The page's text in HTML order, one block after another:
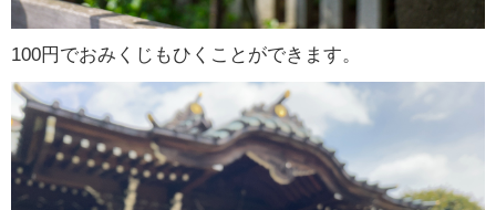
100円でおみくじもひくことができます。